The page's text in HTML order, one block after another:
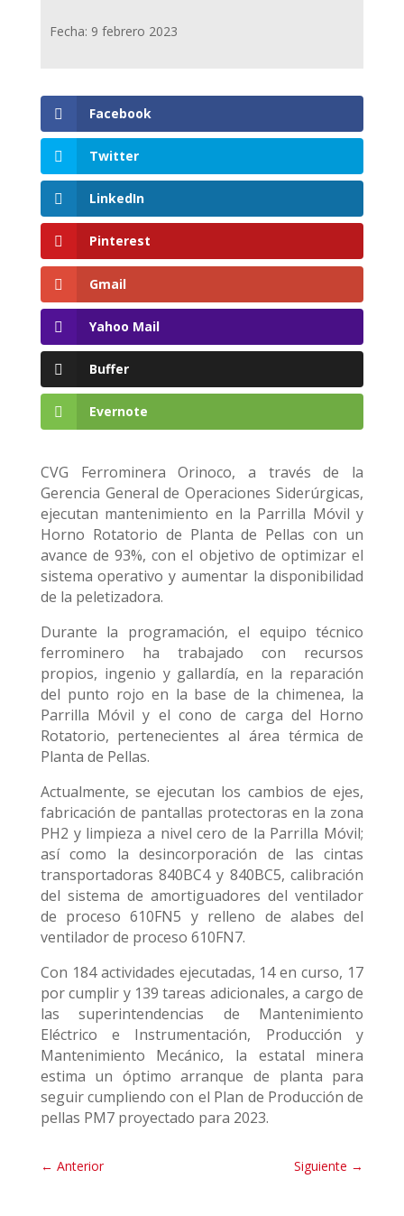
Fecha: 9 febrero 2023
Facebook
Twitter
LinkedIn
Pinterest
Gmail
Yahoo Mail
Buffer
Evernote
CVG Ferrominera Orinoco, a través de la
Gerencia General de Operaciones Siderúrgicas,
ejecutan mantenimiento en la Parrilla Móvil y
Horno Rotatorio de Planta de Pellas con un
avance de 93%, con el objetivo de optimizar el
sistema operativo y aumentar la disponibilidad
de la peletizadora.
Durante la programación, el equipo técnico
ferrominero ha trabajado con recursos
propios, ingenio y gallardía, en la reparación
del punto rojo en la base de la chimenea, la
Parrilla Móvil y el cono de carga del Horno
Rotatorio, pertenecientes al área térmica de
Planta de Pellas.
Actualmente, se ejecutan los cambios de ejes,
fabricación de pantallas protectoras en la zona
PH2 y limpieza a nivel cero de la Parrilla Móvil;
así como la desincorporación de las cintas
transportadoras 840BC4 y 840BC5, calibración
del sistema de amortiguadores del ventilador
de proceso 610FN5 y relleno de alabes del
ventilador de proceso 610FN7.
Con 184 actividades ejecutadas, 14 en curso, 17
por cumplir y 139 tareas adicionales, a cargo de
las superintendencias de Mantenimiento
Eléctrico e Instrumentación, Producción y
Mantenimiento Mecánico, la estatal minera
estima un óptimo arranque de planta para
seguir cumpliendo con el Plan de Producción de
pellas PM7 proyectado para 2023.
← Anterior Siguiente →